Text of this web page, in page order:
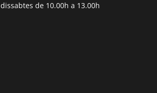
dissabtes de 10.00h a 13.00h